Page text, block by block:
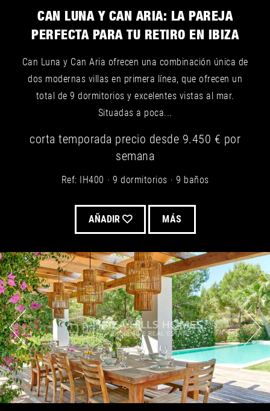
CAN LUNA Y CAN ARIA: LA PAREJA
PERFECTA PARA TU RETIRO EN IBIZA
Can Luna y Can Aria ofrecen una combinación única de
dos modernas villas en primera línea, que ofrecen un
total de 9 dormitorios y excelentes vistas al mar.
Situadas a poca...
corta temporada precio desde 9.450 € por
semana
Ref: IH400 9 dormitorios 9 baños
AÑADIR MÁS